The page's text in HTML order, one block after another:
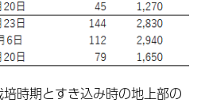
時期とすき込み時の地上部の